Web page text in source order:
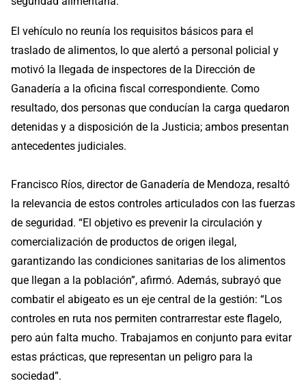
El vehículo no reunía los requisitos básicos para el
traslado de alimentos, lo que alertó a personal policial y
motivó la llegada de inspectores de la Dirección de
Ganadería a la oficina fiscal correspondiente. Como
resultado, dos personas que conducían la carga quedaron
detenidas y a disposición de la Justicia; ambos presentan
antecedentes judiciales.
Francisco Ríos, director de Ganadería de Mendoza, resaltó
la relevancia de estos controles articulados con las fuerzas
de seguridad. “El objetivo es prevenir la circulación y
comercialización de productos de origen ilegal,
garantizando las condiciones sanitarias de los alimentos
que llegan a la población”, afirmó. Además, subrayó que
combatir el abigeato es un eje central de la gestión: “Los
controles en ruta nos permiten contrarrestar este flagelo,
pero aún falta mucho. Trabajamos en conjunto para evitar
estas prácticas, que representan un peligro para la
sociedad”.